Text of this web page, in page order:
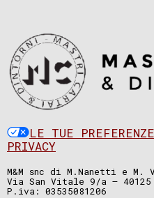
LE TUE
PRIVACY
M&M snc di M.Nanetti e M.
Via San Vitale 9/a – 40125
P.iva: 03535081206